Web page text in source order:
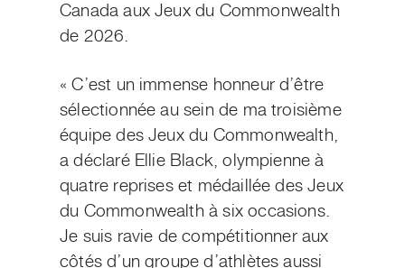
Canada aux Jeux du Commonwealth
de 2026.
« C’est un immense honneur d’être
sélectionnée au sein de ma troisième
équipe des Jeux du Commonwealth,
a déclaré Ellie Black, olympienne à
quatre reprises et médaillée des Jeux
du Commonwealth à six occasions.
Je suis ravie de compétitionner aux
côtés d’un groupe d’athlètes aussi